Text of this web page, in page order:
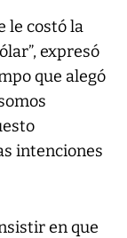
le costó la
expresó
que alegó
intenciones
en que